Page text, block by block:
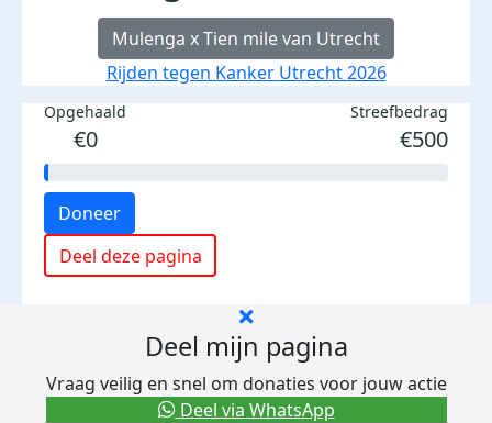
Mulenga x Tien mile van Utrecht
Rijden tegen Kanker Utrecht 2026
Opgehaald
€0
Streefbedrag
€500
Doneer
Deel deze pagina
Deel mijn pagina
Vraag veilig en snel om donaties voor jouw actie
Deel via WhatsApp